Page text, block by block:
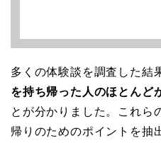
多くの体験談を調査した結
を持ち帰った人のほとんど
とが分かりました。これら
帰りのためのポイントを抽